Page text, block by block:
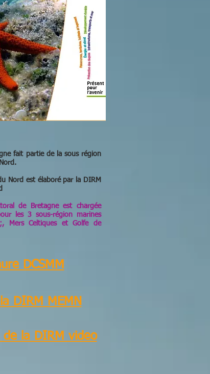
fait partie de la sous région
Nord est élaboré par la DIRM
de Bretagne est chargée
les 3 sous-région marines
Mers Celtiques et Golfe de
DCSMM
DIRM MEMN
de la DIRM video